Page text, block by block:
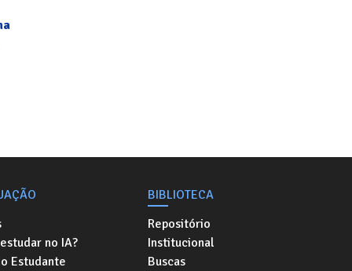
no IA?
Estudante
BIBLIOTECA
Repositório
Institucional
Buscas